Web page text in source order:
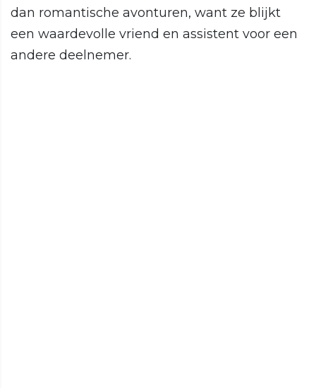
dan romantische avonturen, want ze blijkt
een waardevolle vriend en assistent voor een
andere deelnemer.